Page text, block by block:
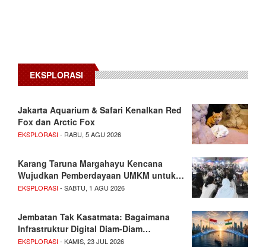
EKSPLORASI
Jakarta Aquarium & Safari Kenalkan Red
Fox dan Arctic Fox
EKSPLORASI- RABU, 5 AGU 2026
Karang Taruna Margahayu Kencana
Wujudkan Pemberdayaan UMKM untuk…
EKSPLORASI- SABTU, 1 AGU 2026
Jembatan Tak Kasatmata: Bagaimana
Infrastruktur Digital Diam-Diam…
EKSPLORASI- KAMIS, 23 JUL 2026